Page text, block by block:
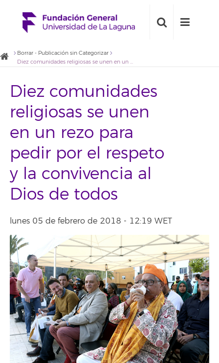
Borrar - Publicación sin Categorizar
Diez comunidades religiosas se unen en un rezo para pedir por el respeto y la convivencia al Dios de todos
Diez comunidades
religiosas se unen
en un rezo para
pedir por el respeto
y la convivencia al
Dios de todos
lunes 05 de febrero de 2018 - 12:19 WET